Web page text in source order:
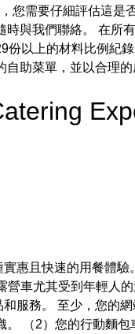
您需要仔細評估這是
與我們聯絡。 在所
份以上的材料比例紀錄
助菜單，並以合理的
惠且快速的用餐體
營車尤其受到年輕人
服務。 至少，您的
（2）您的行動麵